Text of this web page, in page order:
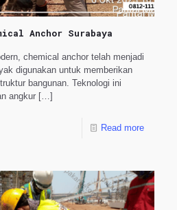
Anchor Surabaya
chemical anchor telah menjadi
digunakan untuk memberikan
bangunan. Teknologi ini
angkur […]
Read more